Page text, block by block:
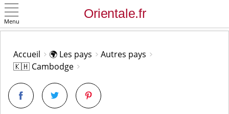
Menu
Accueil 🌍 Les pays
Autres pays
🇰🇭 Cambodge